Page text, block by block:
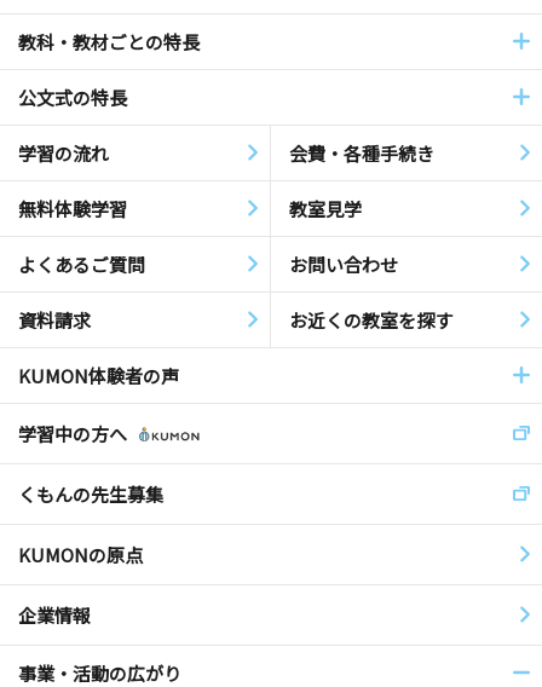
教科・教材ごとの特長
公文式の特長
学習の流れ 会費・各種手続き
無料体験学習 教室見学
よくあるご質問 お問い合わせ
資料請求 お近くの教室を探す
KUMON体験者の声
学習中の方へ
くもんの先生募集
KUMONの原点
企業情報
事業・活動の広がり